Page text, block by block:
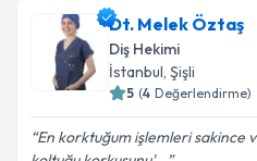
Takvim
Dt. Mıgırdiç Gülezyan
oluşturun. Size bu
takvim hazırlandığında
Dt. Melek Öztaş
Diş Hekimi
İstanbul, Şişli
5 (4 Değerlendirme)
En korktuğum işlemleri sakince